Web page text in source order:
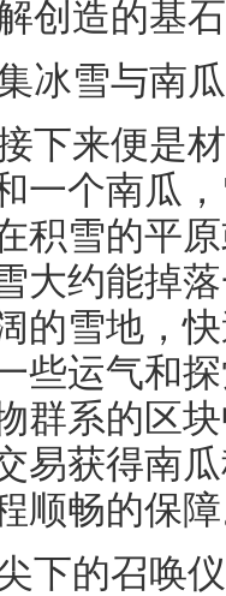
创造的基石
冰雪与南瓜
下来便是
一个南瓜
积雪的平
大约能掉
的雪地，
些运气和
群系的区
易获得南
顺畅的保
下的召唤